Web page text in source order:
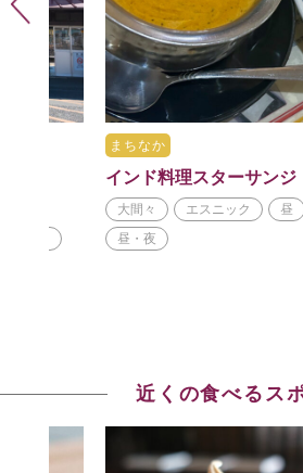
まちなか
インド料理スターサンジ
大間々 エスニック 昼
昼・夜
近くの食べるス